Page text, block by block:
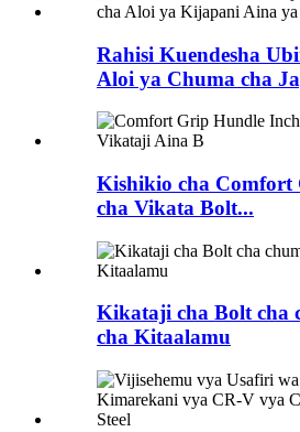
Rahisi Kuendesha
Aloi ya Chuma cha
Kishikio cha Comfort
cha Vikata Bolt...
Kikataji cha Bolt cha
cha Kitaalamu